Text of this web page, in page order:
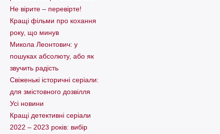
Не вірите – перевірте!
Кращі фільми про кохання
року, що минув
Микола Леонтович: у
пошуках абсолюту, або як
звучить радість
Свіженькі історичні серіали:
для змістовного дозвілля
Усі новини
Кращі детективні серіали
2022 – 2023 років: вибір